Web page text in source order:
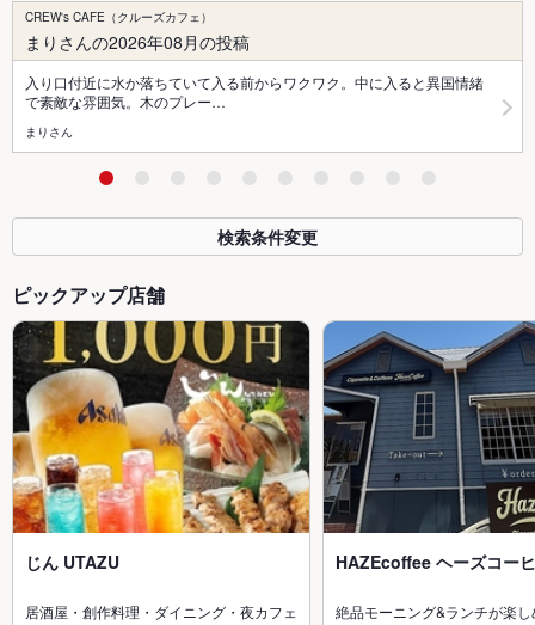
CREW's CAFE（クルーズカフェ）
まりさんの2026年08月の投稿
入り口付近に水か落ちていて入る前からワクワク。中に入ると異国情緒
で素敵な雰囲気。木のプレー…
まりさん
検索条件変更
ピックアップ店舗
じん UTAZU
居酒屋・創作料理・ダイニング・夜カフェ
HAZEcoffee ヘーズコー
絶品モーニング&ランチが楽